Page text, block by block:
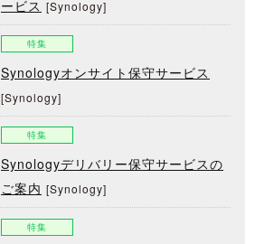
ービス [Synology]
特集
Synologyオンサイト保守サービス
[Synology]
特集
Synologyデリバリー保守サービスの
ご案内 [Synology]
特集